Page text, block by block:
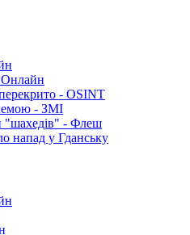
Онлайн
- OSINT
- ЗМІ
"шахедів" - Флеш
напад у Гданську